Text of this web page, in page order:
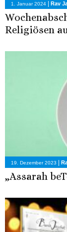
1. Januar 2024 Rav
Religiösen
19. Dezember 2023 |
„Assarah